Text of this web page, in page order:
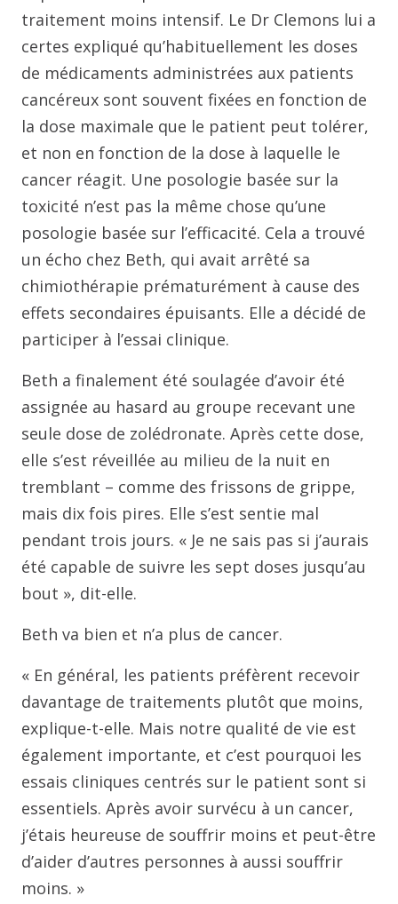
traitement moins intensif. Le Dr Clemons lui a
certes expliqué qu’habituellement les doses
de médicaments administrées aux patients
cancéreux sont souvent fixées en fonction de
la dose maximale que le patient peut tolérer,
et non en fonction de la dose à laquelle le
cancer réagit. Une posologie basée sur la
toxicité n’est pas la même chose qu’une
posologie basée sur l’efficacité. Cela a trouvé
un écho chez Beth, qui avait arrêté sa
chimiothérapie prématurément à cause des
effets secondaires épuisants. Elle a décidé de
participer à l’essai clinique.
Beth a finalement été soulagée d’avoir été
assignée au hasard au groupe recevant une
seule dose de zolédronate. Après cette dose,
elle s’est réveillée au milieu de la nuit en
tremblant – comme des frissons de grippe,
mais dix fois pires. Elle s’est sentie mal
pendant trois jours. « Je ne sais pas si j’aurais
été capable de suivre les sept doses jusqu’au
bout », dit-elle.
Beth va bien et n’a plus de cancer.
« En général, les patients préfèrent recevoir
davantage de traitements plutôt que moins,
explique-t-elle. Mais notre qualité de vie est
également importante, et c’est pourquoi les
essais cliniques centrés sur le patient sont si
essentiels. Après avoir survécu à un cancer,
j’étais heureuse de souffrir moins et peut-être
d’aider d’autres personnes à aussi souffrir
moins. »